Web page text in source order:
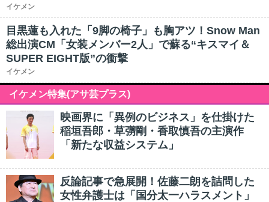
イケメン
目黒蓮も入れた「9脚の椅子」も胸アツ！Snow Man
総出演CM「女装メンバー2人」で蘇る“キスマイ＆
SUPER EIGHT版”の衝撃
イケメン
イケメン特集(アサ芸プラス)
映画界に「異例のビジネス」を仕掛けた
稲垣吾郎・草彅剛・香取慎吾の主演作
「新たな収益システム」
反論記事で急展開！佐藤二朗を詰問した
女性弁護士は「国分太一ハラスメント」